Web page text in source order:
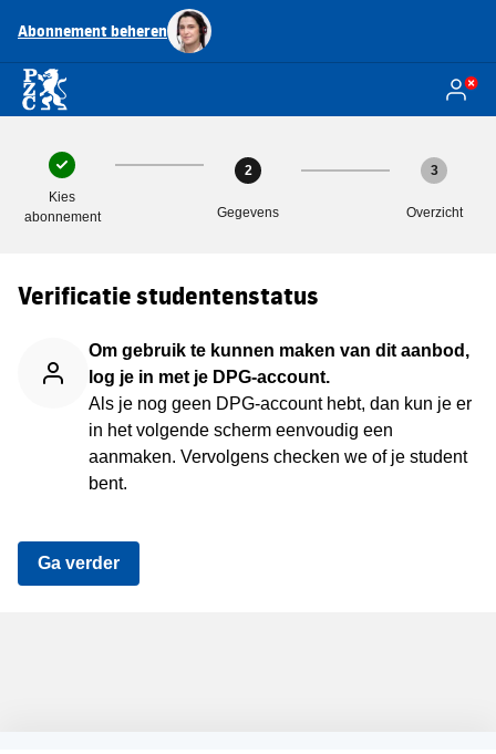
Abonnement beheren
Kies
abonnement
2
Gegevens
3
Overzicht
Verificatie studentenstatus
Om gebruik te kunnen maken van dit aanbod,
log je in met je DPG-account.
Als je nog geen DPG-account hebt, dan kun je er
in het volgende scherm eenvoudig een
aanmaken. Vervolgens checken we of je student
bent.
Ga verder